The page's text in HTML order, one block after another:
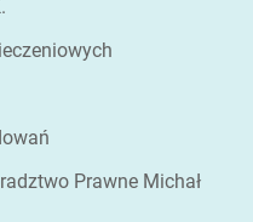
Prawne Michał